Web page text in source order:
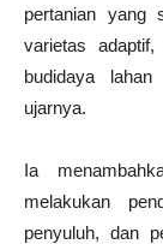
pertanian yang
varietas
budidaya
ujarnya.
Ia
melakukan
penyuluh, dan